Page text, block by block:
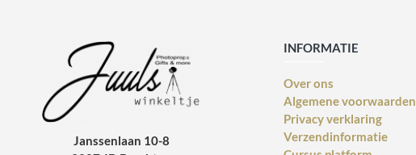
Janssenlaan 10-8
INFORMATIE
Over ons
Algemene voorwaarden
Privacy verklaring
Verzendinformatie